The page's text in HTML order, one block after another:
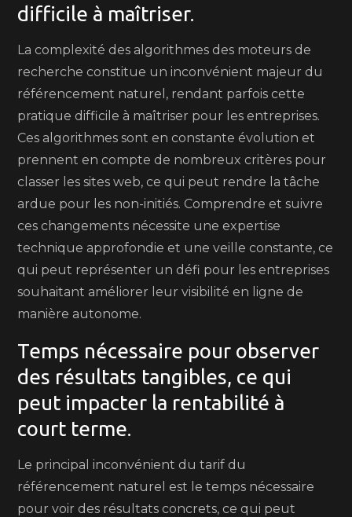
difficile à maîtriser.
La complexité des algorithmes des moteurs de
recherche constitue un inconvénient majeur du
référencement naturel, rendant parfois cette
pratique difficile à maîtriser pour les entreprises.
Ces algorithmes sont en constante évolution et
prennent en compte de nombreux critères pour
classer les sites web, ce qui peut rendre la tâche
ardue pour les non-initiés. Comprendre et suivre
ces changements nécessite une expertise
technique approfondie et une veille constante, ce
qui peut représenter un défi pour les entreprises
souhaitant améliorer leur visibilité en ligne de
manière autonome.
Temps nécessaire pour observer
des résultats tangibles, ce qui
peut impacter la rentabilité à
court terme.
Le principal inconvénient du tarif du
référencement naturel est le temps nécessaire
pour voir des résultats concrets, ce qui peut